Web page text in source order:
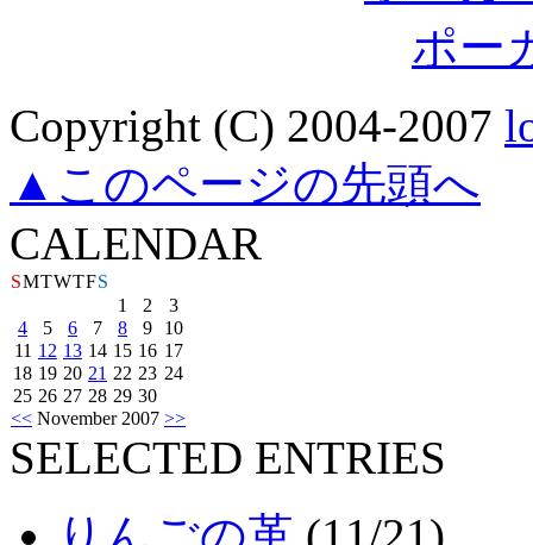
ポー
Copyright (C) 2004-2007
▲このページの先頭へ
CALENDAR
SMTWTFS
1
2
3
4
5 6 7 8 9
10
11 12 13 14 15 16 17
18 19 20 21 22 23 24
25 26 27 28 29 30
<< November 2007 >>
SELECTED ENTRIES
りんごの革 (11/21)